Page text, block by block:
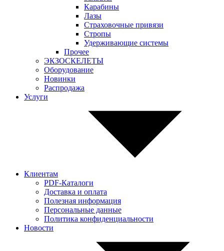
Карабины
Лазы
Страховочные привязи
Стропы
Удерживающие системы
Прочее
ЭКЗОСКЕЛЕТЫ
Оборудование
Новинки
Распродажа
Услуги
Клиентам
PDF-Каталоги
Доставка и оплата
Полезная информация
Персональные данные
Политика конфиденциальности
Новости